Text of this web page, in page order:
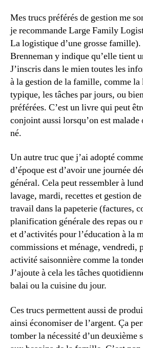
Mes trucs préférés de gestion me
je recommande Large Family
La logistique d’une grosse
Brenneman y indique qu’elle tient
J’inscris dans le mien toutes les
à la gestion de la famille, comme la
typique, les tâches par jours, ou
préférées. C’est un livre qui peut
conjoint aussi lorsqu’on est
né.
Un autre truc que j’ai adopté
d’époque est d’avoir une journée
général. Cela peut ressembler à
lavage, mardi, recettes et gestion
travail dans la papeterie (factures,
planification générale des repas ou
et d’activités pour l’éducation à la
commissions et ménage, vendredi,
activité saisonnière comme la
J’ajoute à cela les tâches
balai ou la cuisine du jour.
Ces trucs permettent aussi de
ainsi économiser de l’argent. Ça
tomber la nécessité d’un deuxième